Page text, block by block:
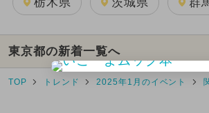
東京都の新着一覧へ
TOP トレンド 2025年1月のイベント